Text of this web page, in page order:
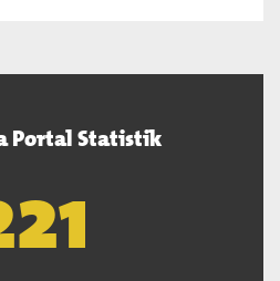
Portal Statistik